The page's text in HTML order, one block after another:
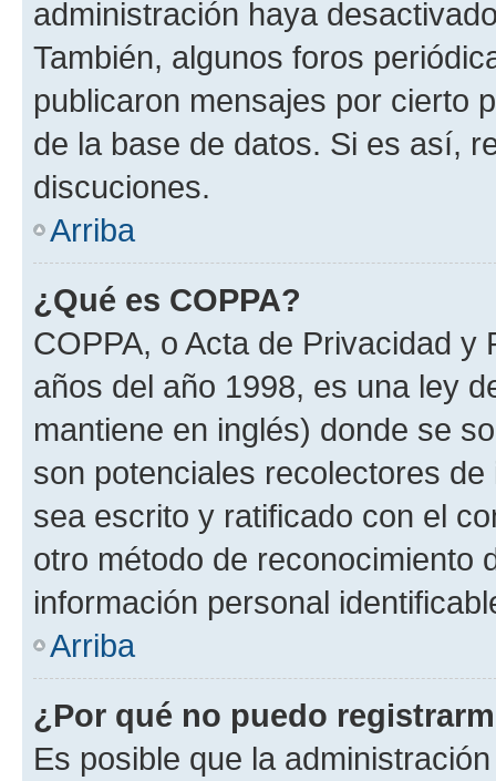
administración haya
También, algunos foros
publicaron mensajes por cierto
de la base de datos. Si es así,
discuciones.
Arriba
¿Qué es COPPA?
COPPA, o Acta de Privacidad
años del año 1998, es una ley
mantiene en inglés) donde se
son potenciales recolectores
sea escrito y ratificado con el
otro método de reconocimiento
información personal
Arriba
¿Por qué no puedo
Es posible que la